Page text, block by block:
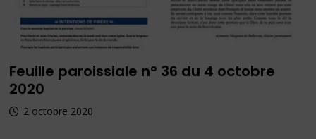
Feuille paroissiale n° 36 du 4 octobre
2020
2 octobre 2020